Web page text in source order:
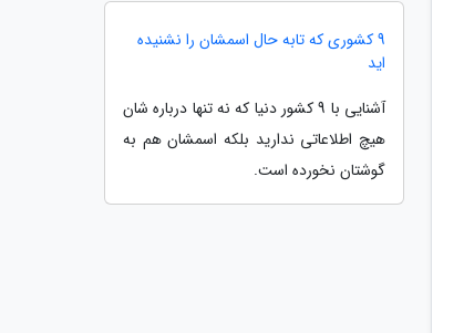
9 کشوری که تابه حال اسمشان را نشنیده
اید
آشنایی با 9 کشور دنیا که نه تنها درباره شان
هیچ اطلاعاتی ندارید بلکه اسمشان هم به
گوشتان نخورده است.